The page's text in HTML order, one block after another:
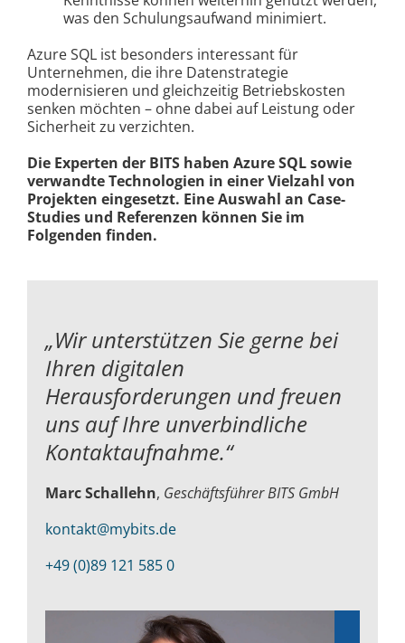
was den Schulungsaufwand minimiert.
Azure SQL ist besonders interessant für
Unternehmen, die ihre Datenstrategie
modernisieren und gleichzeitig Betriebskosten
senken möchten – ohne dabei auf Leistung oder
Sicherheit zu verzichten.
Die Experten der BITS haben Azure SQL sowie
verwandte Technologien in einer Vielzahl von
Projekten eingesetzt. Eine Auswahl an Case-
Studies und Referenzen können Sie im
Folgenden finden.
„Wir unterstützen Sie gerne bei
Ihren digitalen
Herausforderungen undfreuen
uns auf Ihre unverbindliche
Kontaktaufnahme.“
Marc Schallehn, Geschäftsführer BITS GmbH
kontakt@mybits.de
+49 (0)89 121 585 0